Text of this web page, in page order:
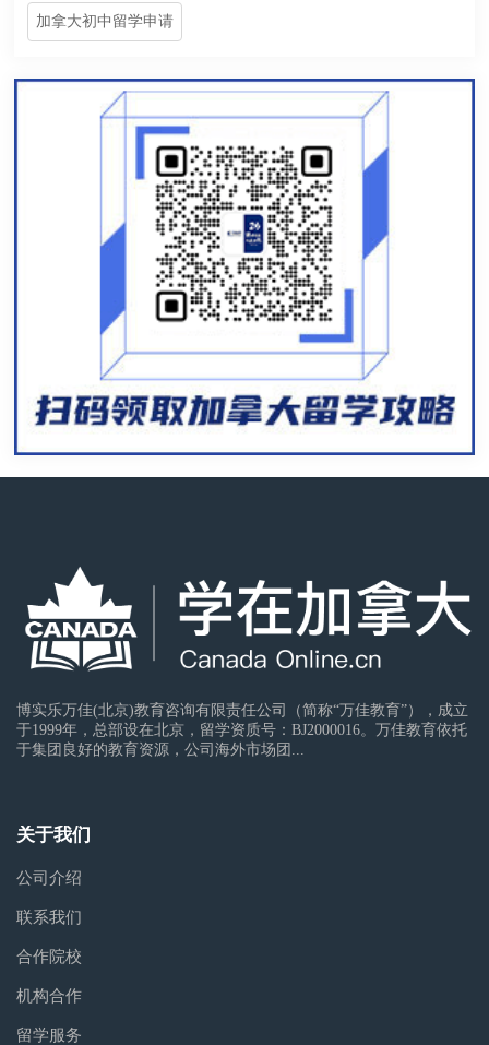
加拿大初中留学申请
博实乐万佳(北京)教育咨询有限责任公司（简称“万佳教育”），成立
于1999年，总部设在北京，留学资质号：BJ2000016。万佳教育依托
于集团良好的教育资源，公司海外市场团...
关于我们
公司介绍
联系我们
合作院校
机构合作
留学服务